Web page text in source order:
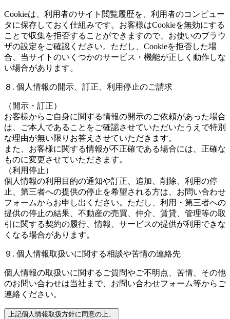
Cookieは、利用者のサイト閲覧履歴を、利用者のコンピュー
タに保存しておく仕組みです。お客様はCookieを無効にする
ことで収集を拒否することができますので、お使いのブラウ
ザの設定をご確認ください。ただし、Cookieを拒否した場
合、当サイトのいくつかのサービス・機能が正しく動作しな
い場合があります。
８. 個人情報の開示、訂正、利用停止のご請求
（開示・訂正）
お客様からご自身に関する情報の開示のご依頼があった場合
は、ご本人であることをご確認させていただいたうえで特別
な理由が無い限りお答えさせていただきます。
また、お客様に関する情報が不正確である場合には、正確な
ものに変更させていただきます。
（利用停止）
個人情報の利用目的の通知や訂正、追加、削除、利用の停
止、第三者への提供の停止を希望される方は、お問い合わせ
フォームからお申し出ください。ただし、利用・第三者への
提供の停止の結果、不動産の売買、仲介、賃貸、管理等の取
引に関する契約の履行、情報、サービスの提供が利用できな
くなる場合があります。
９. 個人情報取扱いに関する相談や苦情の連絡先
個人情報の取扱いに関するご質問やご不明点、苦情、その他
のお問い合わせは当社まで、お問い合わせフォーム等からご
連絡ください。
上記個人情報取扱方針に同意の上、